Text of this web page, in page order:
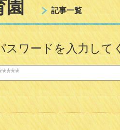
園 記事一覧
スワードを入力して